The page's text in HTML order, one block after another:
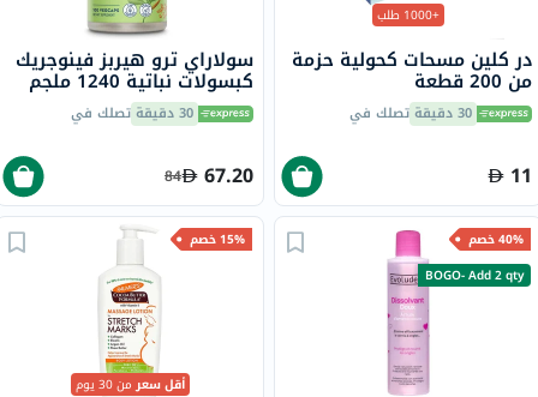
+1000 طلب
در كلين مسحات كحولية حزمة
من 200 قطعة
30 دقيقة تصلك في
11
سولاراي ترو هيربز فينوجريك
كبسولات نباتية 1240 ملجم
لدعم الهضم، حزمة من 100
30 دقيقة تصلك في
67.20
84
40% خصم
BOGO- Add 2 qty
15% خصم
أقل سعرمن 30 يوم